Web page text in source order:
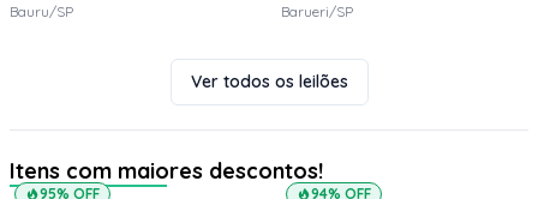
Bauru/SP Barueri/SP
Ver todos os leilões
Itens com maiores descontos!
95% OFF 94% OFF